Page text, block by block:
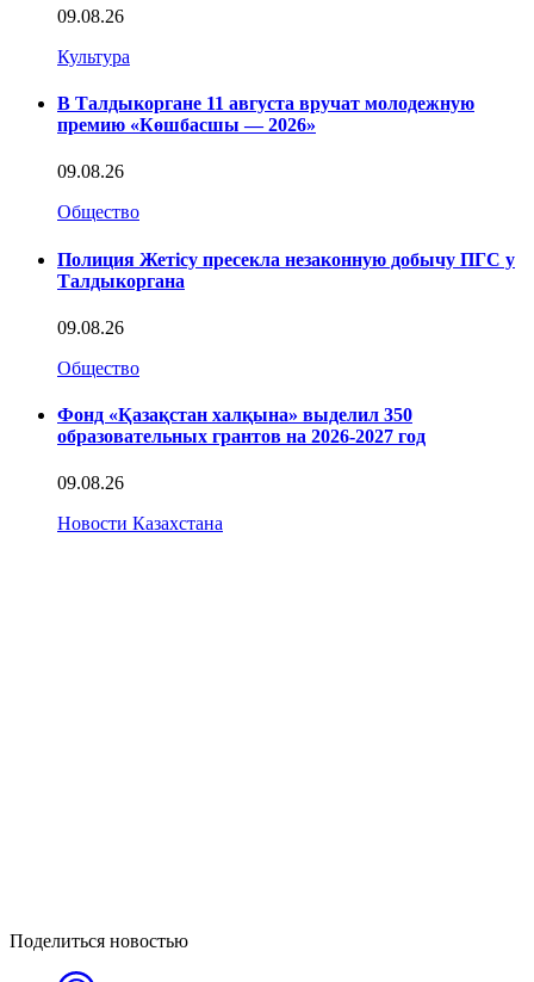
09.08.26
Культура
В Талдыкоргане 11 августа вручат молодежную
премию «Көшбасшы — 2026»
09.08.26
Общество
Полиция Жетісу пресекла незаконную добычу ПГС у
Талдыкоргана
09.08.26
Общество
Фонд «Қазақстан халқына» выделил 350
образовательных грантов на 2026-2027 год
09.08.26
Новости Казахстана
Поделиться новостью